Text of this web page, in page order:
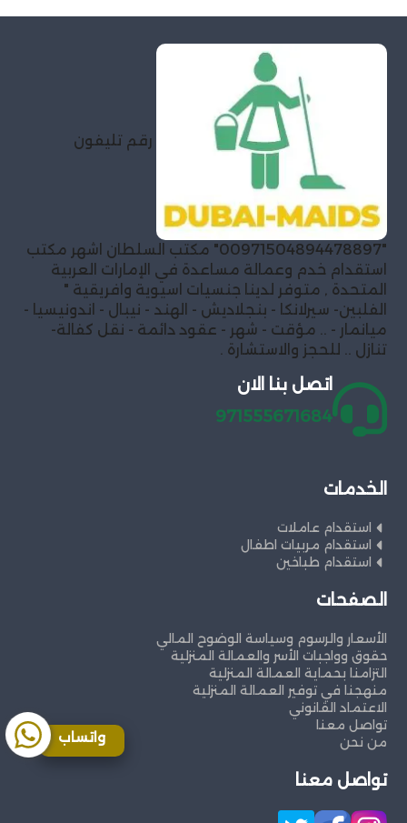
رقم تليفون
"00971504894478897" مكتب السلطان اشهر مكتب
استقدام خدم وعمالة مساعدة في الإمارات العربية
المتحدة , متوفر لدينا جنسيات اسيوية وافريقية "
الفلبين- سيرلانكا - بنجلاديش - الهند - نيبال - اندونيسيا -
ميانمار - .. مؤقت - شهر - عقود دائمة - نقل كفالة-
تنازل .. للحجز والاستشارة .
اتصل بنا الان
971555671684
الخدمات
استقدام عاملات
استقدام مربيات اطفال
استقدام طباخين
الصفحات
الأسعار والرسوم وسياسة الوضوح المالي
حقوق وواجبات الأسر والعمالة المنزلية
التزامنا بحماية العمالة المنزلية
منهجنا في توفير العمالة المنزلية
الاعتماد القانوني
تواصل معنا
من نحن
تواصل معنا
واتساب